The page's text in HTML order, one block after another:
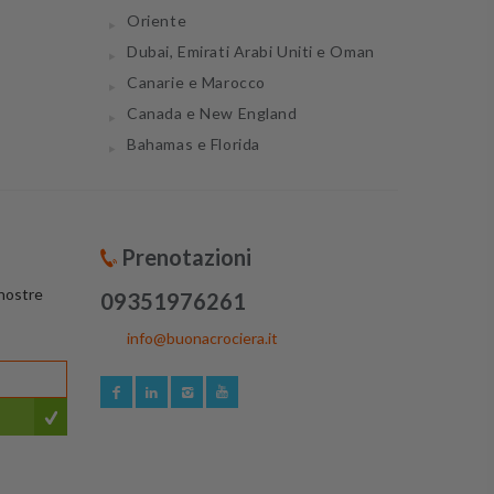
Oriente
Dubai, Emirati Arabi Uniti e Oman
Canarie e Marocco
Canada e New England
Bahamas e Florida
Prenotazioni
09351976261
info@buonacrociera.it